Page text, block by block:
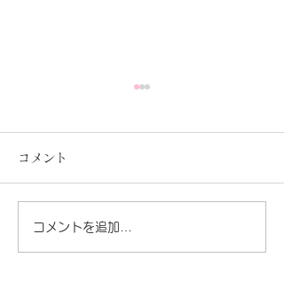
コメント
コメントを追加…